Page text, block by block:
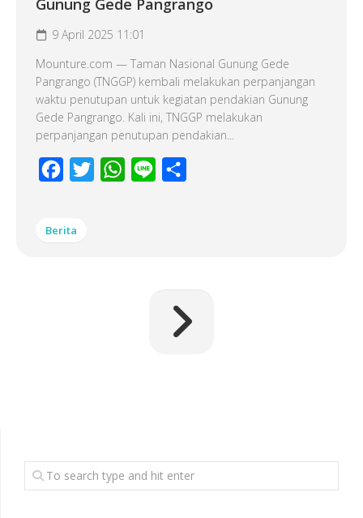
Gunung Gede Pangrango
9 April 2025 11:01
Mounture.com — Taman Nasional Gunung Gede
Pangrango (TNGGP) kembali melakukan perpanjangan
waktu penutupan untuk kegiatan pendakian Gunung
Gede Pangrango. Kali ini, TNGGP melakukan
perpanjangan penutupan pendakian...
Facebook
Twitter WhatsApp
Line
Berita